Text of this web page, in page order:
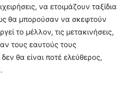
να ετοιμάζουν ταξίδια
θα μπορούσαν να σκεφτούν
το μέλλον, τις μετακινήσεις,
τους εαυτούς τους
θα είναι ποτέ ελεύθερος,